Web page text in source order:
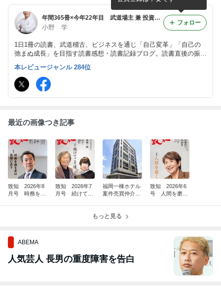
年間365冊×今年22年目 武道場主 兼 投資会社・コンサル会社 オーナー社長 兼 グロービス経営大学院准教授による読書日記
小野 学
1日1冊の読書、武道稽古、ビジネスを通じ「自己変革」「自己の
弛まぬ成長」を目指す読書感想・読書記録ブログ。読書直後の振り
返り・アウトプット前提のインプットを心がけつつ、将来の自分自
身の為の検索可能なデータベースとして活用。旧「分譲マンション
屋の読書日記」
フォロー
本レビュージャンル 284位
最近の画像つき記事
致知 2026年8
月号 時務を識
致知 2026年7
月号 続けてこ
福岡一棟ホテル
案件売買仲介完
致知 2026年6
号 人間を磨
もっと見る
ABEMA
人気芸人 長男の重度障害を告白